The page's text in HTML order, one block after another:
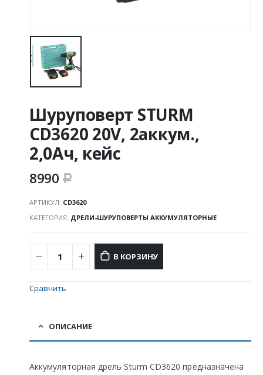
Шуруповерт STURM
CD3620 20V, 2аккум.,
2,0Ач, кейс
8990 Р
АРТИКУЛ: CD3620
КАТЕГОРИЯ: ДРЕЛИ-ШУРУПОВЕРТЫ АККУМУЛЯТОРНЫЕ
В КОРЗИНУ
Сравнить
ОПИСАНИЕ
Аккумуляторная дрель Sturm CD3620 предназначена